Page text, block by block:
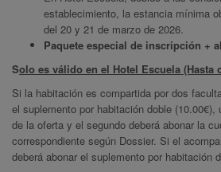
establecimiento, la estancia mínima
del 20 y 21 de marzo de 2026.
Paquete especial de inscripción +
Solo es válido en el Hotel Escuela
Si la habitación es compartida por dos
el suplemento por habitación doble
de la oferta y el segundo deberá abonar la
correspondiente según Dossier. Si el
deberá abonar el suplemento por habitación